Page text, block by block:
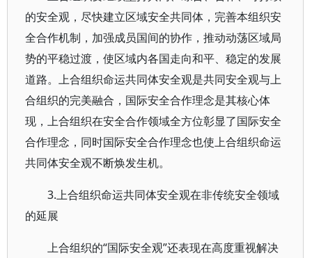
的安全观，尽快建立区域安全共同体，完善本组织安
全合作机制，加强成员国间的协作，推动动荡区域局
势的平稳过渡，使区域内各国走向和平、稳定的发展
道路。上合组织命运共同体安全观是共同安全观与上
合组织的完美融合，国际安全合作理念是其核心体
现，上合组织在安全合作领域全方位彰显了国际安全
合作理念，同时国际安全合作理念也使上合组织命运
共同体安全观不断焕发生机。
3.上合组织命运共同体安全观在非传统安全领域
的延展
上合组织的“国际安全观”还表现在高度重视解决